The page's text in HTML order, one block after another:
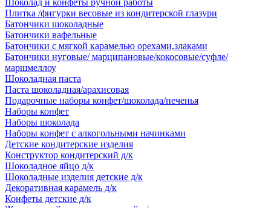
Шоколад и конфеты ручной работы
Плитка /фигурки весовые из кондитерской глазури
Батончики шоколадные
Батончики вафельные
Батончики с мягкой карамелью орехами,злаками
Батончики нуговые/ марципановые/кокосовые/суфле/
маршмеллоу
Шоколадная паста
Паста шоколадная/арахисовая
Подарочные наборы конфет/шоколада/печенья
Наборы конфет
Наборы шоколада
Наборы конфет с алкогольными начинками
Детские кондитерские изделия
Конструктор кондитерский д/к
Шоколадное яйцо д/к
Шоколадные изделия детские д/к
Декоративная карамель д/к
Конфеты детские д/к